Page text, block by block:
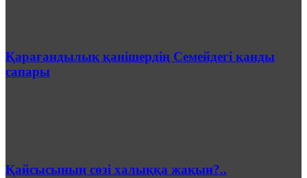
Қарағандылық қанішердің Семейдегі қанды
сапары
Қайсысының сөзі халыққа жақын?..